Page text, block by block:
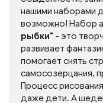
нашими наборами
возможно! Набор
рыбки" - это
развивает
помогает снять
самосозерцания,
Процесс
даже дети. А